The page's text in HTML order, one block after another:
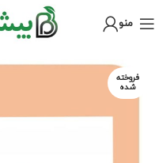
منو
فروخته
شده